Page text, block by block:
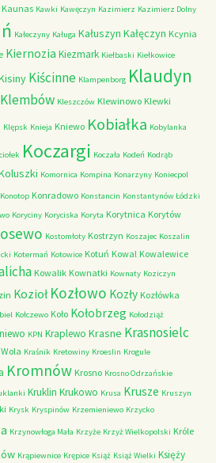
Kaunas Kawki Kawęczyn Kazimierz Kazimierz Dolny
Kałeczyny Kaługa Kałuszyn Kałęczyn Kcynia
Kiernozia Kiezmark Kiełbaski Kiełkowice
Kiścinne Klampenborg Klaudyn
Klembów Kleszczów Klewinowo Klewki
Klępsk Knieja Kniewo Kobiałka Kobylanka
Koczargi Koczała Kodeń Kodrąb
Komornica Kompina Konarzyny Koniecpol
Konotop Konradowo Konstancin Konstantynów Łódzki
Koryciny Koryciska Koryta Korytnica Korytów
Kostomłoty Kostrzyn Koszajec Koszalin
Kotermań Kotowice Kotuń Kowal Kowalewice
Kowalik Kownatki Kownaty Koziczyn
Kozioł Kozłowo Kozły Kozłówka
Kołczewo Koło Kołobrzeg Kołodziąż
KPN Kraplewo Krasne Krasnosielc
Kraśnik Kretowiny Kroeslin Krogule
Kromnów Krosno Krosno Odrzańskie
Kruklin Krukowo Krusa Krusze Kruszyn
Krysk Kryspinów Krzemieniewo Krzycko
Krzynowłoga Mała Krzyże Krzyż Wielkopolski Króle
Krąpiewnice Krępice Książ Książ Wielki Księży